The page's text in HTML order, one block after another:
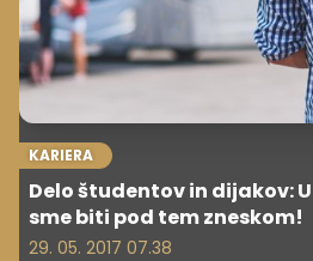
KARIERA
Delo študentov in dijakov:
sme biti pod tem zneskom!
29. 05. 2017 07.38